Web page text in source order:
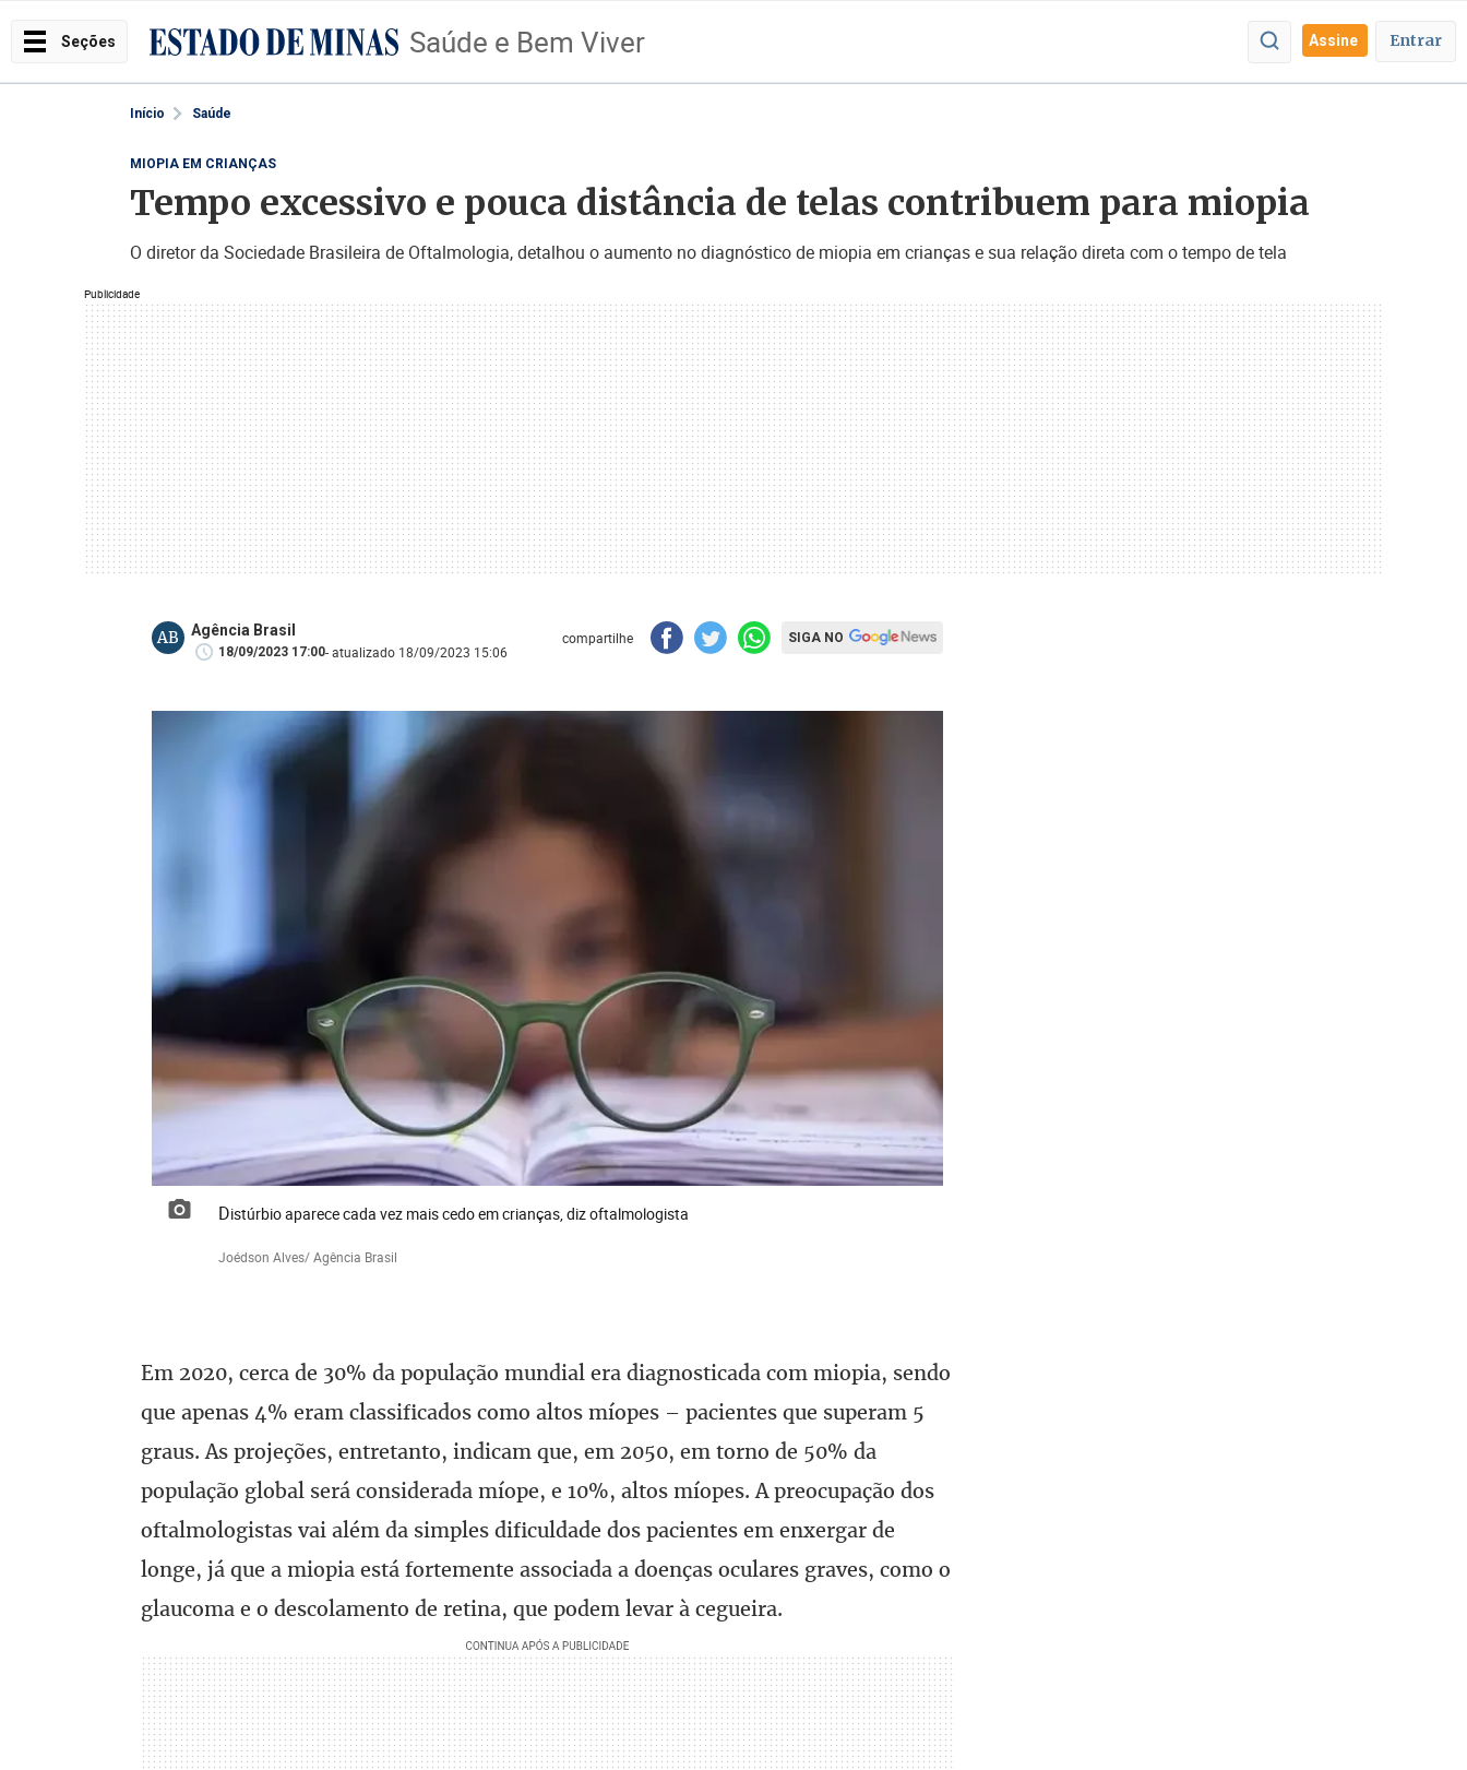
Seções Saúde e Bem Viver Assine Entrar
Início Saúde
Publicidade
MIOPIA EM CRIANÇAS
Tempo excessivo e pouca distância de telas contribuem para miopia
O diretor da Sociedade Brasileira de Oftalmologia, detalhou o aumento no diagnóstico de miopia em crianças e sua relação direta com o tempo de tela
AB Agência Brasil
18/09/2023 17:00- atualizado 18/09/2023 15:06
compartilhe SIGA NO
Distúrbio aparece cada vez mais cedo em crianças, diz oftalmologista
Joédson Alves/ Agência Brasil
Em 2020, cerca de 30% da população mundial era diagnosticada com miopia, sendo
que apenas 4% eram classificados como altos míopes – pacientes que superam 5
graus. As projeções, entretanto, indicam que, em 2050, em torno de 50% da
população global será considerada míope, e 10%, altos míopes. A preocupação dos
oftalmologistas vai além da simples dificuldade dos pacientes em enxergar de
longe, já que a miopia está fortemente associada a doenças oculares graves, como o
glaucoma e o descolamento de retina, que podem levar à cegueira.